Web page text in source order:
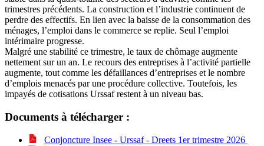
trimestres précédents. La construction et l’industrie continuent de
perdre des effectifs. En lien avec la baisse de la consommation des
ménages, l’emploi dans le commerce se replie. Seul l’emploi
intérimaire progresse.
Malgré une stabilité ce trimestre, le taux de chômage augmente
nettement sur un an. Le recours des entreprises à l’activité partielle
augmente, tout comme les défaillances d’entreprises et le nombre
d’emplois menacés par une procédure collective. Toutefois, les
impayés de cotisations Urssaf restent à un niveau bas.
Documents à télécharger :
Conjoncture Insee - Urssaf - Dreets 1er trimestre 2026